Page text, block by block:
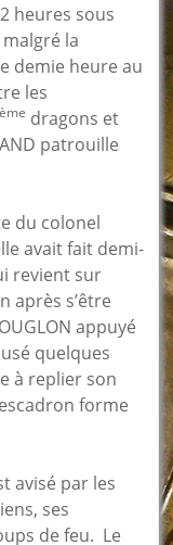
heures sous
malgré la
demie heure au
les
ème dragons et
patrouille
du colonel
avait fait demi-
revient sur
après s’être
appuyé
quelques
à replier son
escadron forme
avisé par les
ses
de feu. Le